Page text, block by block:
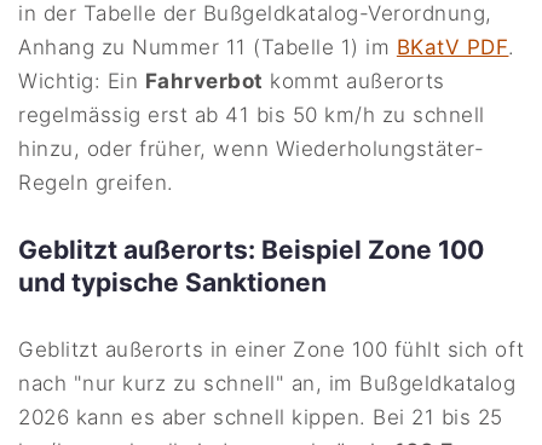
in der Tabelle der Bußgeldkatalog-Verordnung,
Anhang zu Nummer 11 (Tabelle 1) im BKatV PDF.
Wichtig: Ein Fahrverbot kommt außerorts
regelmässig erst ab 41 bis 50 km/h zu schnell
hinzu, oder früher, wenn Wiederholungstäter-
Regeln greifen.
Geblitzt außerorts: Beispiel Zone 100
und typische Sanktionen
Geblitzt außerorts in einer Zone 100 fühlt sich oft
nach "nur kurz zu schnell" an, im Bußgeldkatalog
2026 kann es aber schnell kippen. Bei 21 bis 25